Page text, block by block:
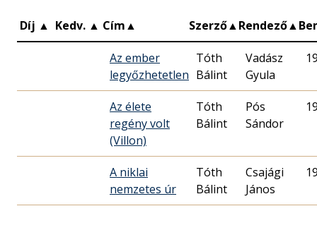
Díj ▲ Kedv. ▲ Cím▲ Szerző▲Rendező▲
Az ember
legyőzhetetlen
Tóth
Bálint
Vadász
Gyula
Az élete
regény volt
(Villon)
Tóth
Bálint
Pós
Sándor
A niklai
nemzetes úr
Tóth
Bálint
Csajági
János